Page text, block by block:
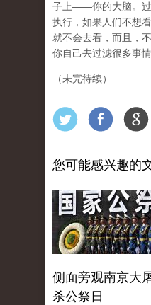
子上——你的大脑。过
执行，如果人们不想
就不会去看，而且，
你自己去过滤很多事情
（未完待续）
您可能感兴趣的
侧面旁观南京大
杀公祭日